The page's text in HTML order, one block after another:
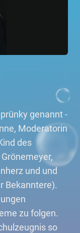
genannt -
Moderatorin
des
und und
Bekanntere).
zu folgen.
so